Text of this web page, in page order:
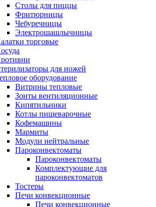
Столы для пиццы
Фритюрницы
Чебуречницы
Электрошашлычницы
торговые
для ножей
оборудование
Витрины тепловые
Зонты вентиляционные
Кипятильники
Котлы пищеварочные
Кофемашины
Мармиты
Модули нейтральные
Пароконвектоматы
Пароконвектоматы
Комплектующие для
пароконвектоматов
Тостеры
Печи конвекционные
Печи конвекционные